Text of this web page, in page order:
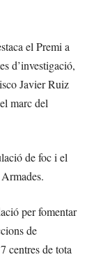
el Premi a
d’investigació,
Javier Ruiz
marc del
de foc i el
per fomentar
de
centres de tota